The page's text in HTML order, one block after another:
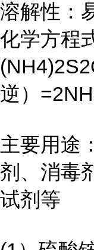
溶解性：
化学方程
逆）
主要用途
剂、消毒
试剂等